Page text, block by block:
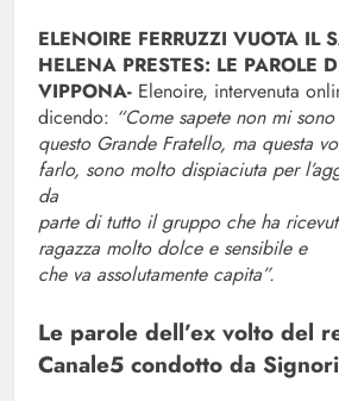
ELENOIRE FERRUZZI VUOTA IL
HELENA PRESTES: LE PAROLE
VIPPONA- Elenoire, intervenuta
dicendo: “Come sapete non mi
questo Grande Fratello, ma questa
farlo, sono molto dispiaciuta per
da
parte di tutto il gruppo che ha
ragazza molto dolce e sensibile e
che va assolutamente capita”.
Le parole dell’ex volto del
Canale5 condotto da